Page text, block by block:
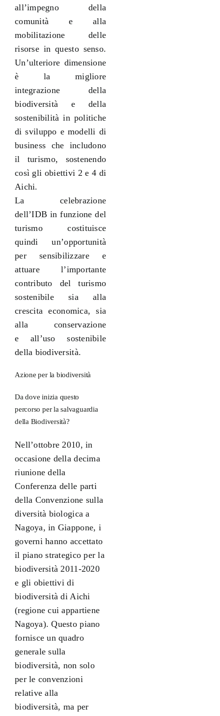
all’impegno della
comunità e alla
mobilitazione delle
risorse in questo senso.
Un’ulteriore dimensione
è la migliore
integrazione della
biodiversità e della
sostenibilità in politiche
di sviluppo e modelli di
business che includono
il turismo, sostenendo
così gli obiettivi 2 e 4 di
Aichi.
La celebrazione
dell’IDB in funzione del
turismo costituisce
quindi un’opportunità
per sensibilizzare e
attuare l’importante
contributo del turismo
sostenibile sia alla
crescita economica, sia
alla conservazione
e all’uso sostenibile
della biodiversità.
Azione per la biodiversità
Da dove inizia questo
percorso per la salvaguardia
della Biodiversità?
Nell’ottobre 2010, in
occasione della decima
riunione della
Conferenza delle parti
della Convenzione sulla
diversità biologica a
Nagoya, in Giappone, i
governi hanno accettato
il piano strategico per la
biodiversità 2011-2020
e gli obiettivi di
biodiversità di Aichi
(regione cui appartiene
Nagoya). Questo piano
fornisce un quadro
generale sulla
biodiversità, non solo
per le convenzioni
relative alla
biodiversità, ma per